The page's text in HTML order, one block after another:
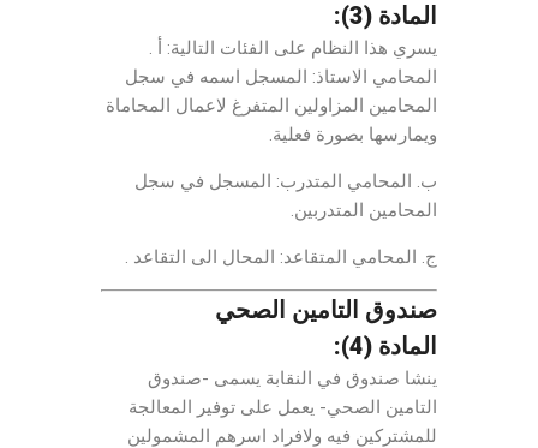
المادة (3):
يسري هذا النظام على الفئات التالية: أ .
المحامي الاستاذ: المسجل اسمه في سجل
المحامين المزاولين المتفرغ لاعمال المحاماة
ويمارسها بصورة فعلية.
ب. المحامي المتدرب: المسجل في سجل
المحامين المتدربين.
ج. المحامي المتقاعد: المحال الى التقاعد .
صندوق التامين الصحي
المادة (4):
ينشا صندوق في النقابة يسمى -صندوق
التامين الصحي- يعمل على توفير المعالجة
للمشتركين فيه ولافراد اسرهم المشمولين